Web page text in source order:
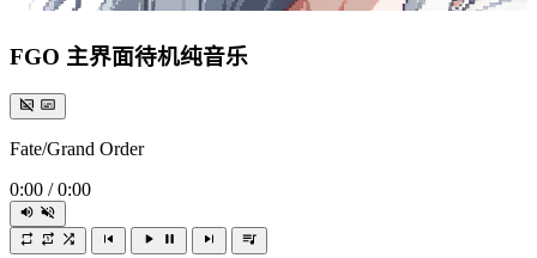
FGO 主界面待机纯音乐
Fate/Grand Order
0:00 / 0:00